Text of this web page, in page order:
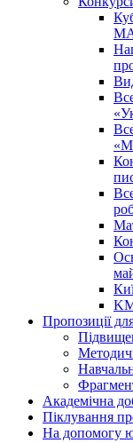
Пропозиції
Академічна
Піклування
На допомогу